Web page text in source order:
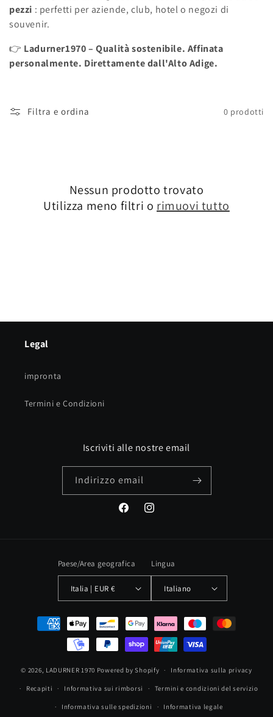
pezzi : perfetti per aziende, club, hotel o negozi di
souvenir.
👉 Ladurner1970 – Qualità sostenibile. Affinata
personalmente. Direttamente dall'Alto Adige.
Filtra e ordina 0 prodotti
Nessun prodotto trovato
Utilizza meno filtri o rimuovi tutto
Legal
impronta
Termini e Condizioni
Iscriviti alle nostre email
Indirizzo email
FacebookInstagram
Paese/Area geografica
Italia | EUR €
Lingua
Italiano
Metodi
pagamento
© 2026, LADURNER 1970 Powered by Shopify Informativa sulla privacy
Recapiti Informativa sui rimborsi Termini e condizioni del servizio
Informativa sulle spedizioni Informativa legale